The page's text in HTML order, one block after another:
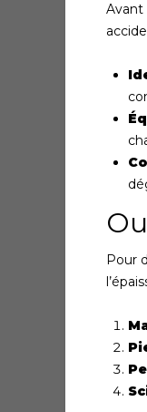
Avant
Pour